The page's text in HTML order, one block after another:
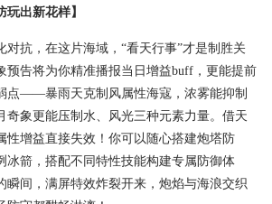
玩出新花样】
对抗，在这片海域，“看天行事”才是制胜关
预告将为你精准播报当日增益buff，更能提前
点——暴雨天克制风属性海寇，浓雾能抑制
奇象更能压制水、风光三种元素力量。借天
性增益直接失效！你可以随心搭建炮塔防
冰箭，搭配不同特性技能构建专属防御体
瞬间，满屏特效炸裂开来，炮焰与海浪交织